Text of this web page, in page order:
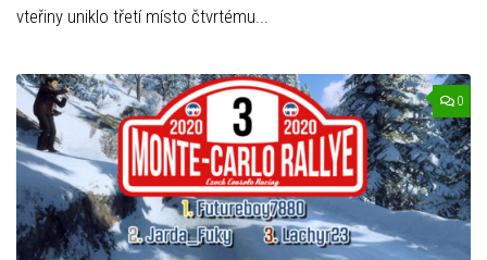
vteřiny uniklo třetí místo čtvrtému...
0